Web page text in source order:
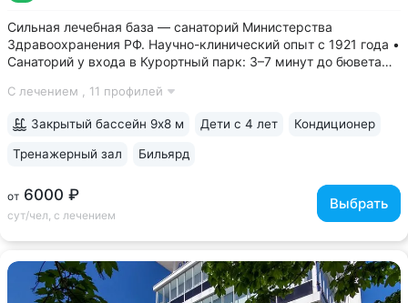
Сильная лечебная база — санаторий Министерства
Здравоохранения РФ. Научно-клинический опыт с 1921 года •
Санаторий у входа в Курортный парк: 3–7 минут до бювета
источника № 17 • Победитель номинации «Лучшие
С лечением , 11 профилей
от 6000 ₽
сут/чел, с лечением
Выбрать
Закрытый бассейн 9х8 м Дети с 4 лет Кондиционер
Тренажерный зал Бильярд